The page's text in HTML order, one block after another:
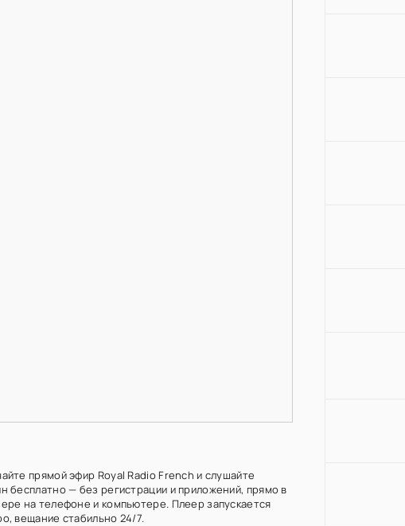
прямой эфир Royal Radio French и слушайте
бесплатно — без регистрации и приложений, прямо в
на телефоне и компьютере. Плеер запускается
вещание стабильно 24/7.